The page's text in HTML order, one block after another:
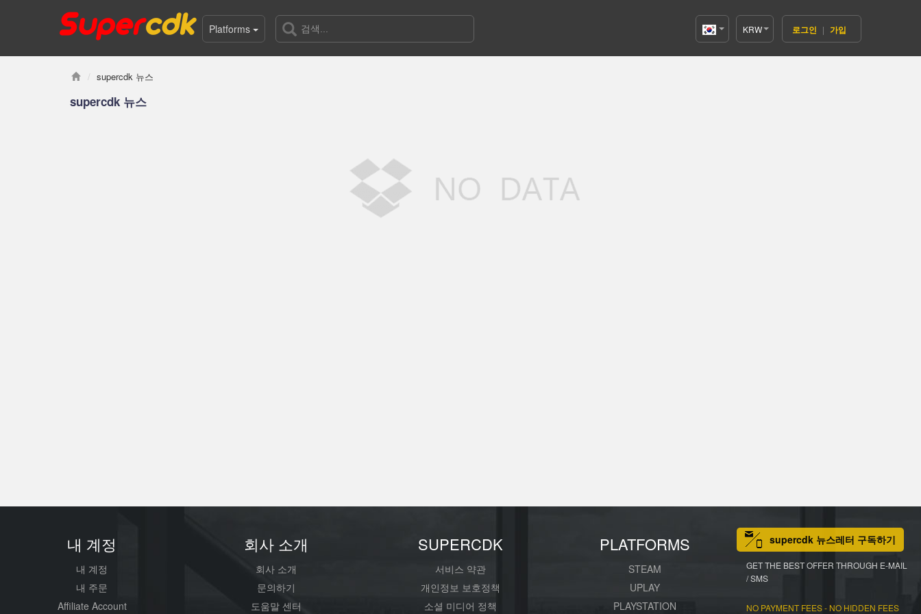
Platforms
Korea(한
국어)
KRW 로그인 | 가입
supercdk 뉴스
supercdk 뉴스
내 계정
내 계정
내 주문
Affiliate Account
회사 소개
회사 소개
문의하기
도움말 센터
SUPERCDK
서비스 약관
개인정보 보호정책
소셜 미디어 정책
PLATFORMS
STEAM
UPLAY
PLAYSTATION
supercdk 뉴스레터 구독하기
GET THE BEST OFFER THROUGH E-MAIL
/ SMS
NO PAYMENT FEES - NO HIDDEN FEES